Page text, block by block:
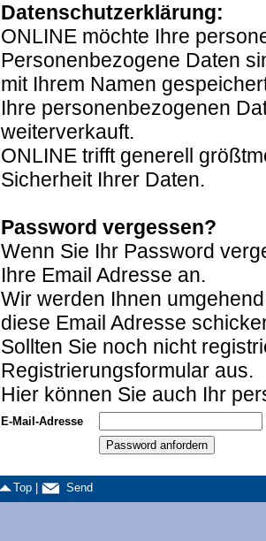
Datenschutzerklärung:
ONLINE möchte Ihre
Personenbezogene Daten
mit Ihrem Namen
Ihre personenbezogenen
weiterverkauft.
ONLINE trifft generell
Sicherheit Ihrer Daten.
Password vergessen?
Wenn Sie Ihr Password
Ihre Email Adresse an.
Wir werden Ihnen
diese Email Adresse
Sollten Sie noch nicht
Registrierungsformular aus.
Hier können Sie auch Ihr
E-Mail-Adresse
Top | Send